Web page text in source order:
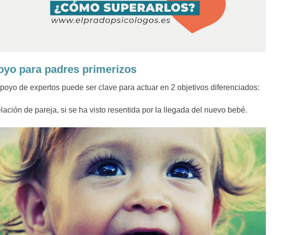
para padres primerizos
de expertos puede ser clave para actuar en 2 objetivos diferenciados:
de pareja, si se ha visto resentida por la llegada del nuevo bebé.